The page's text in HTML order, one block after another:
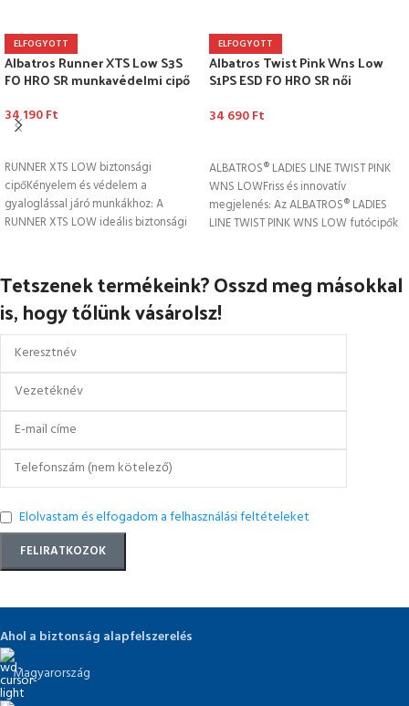
ELFOGYOTT
Albatros Runner XTS Low S3S
FO HRO SR munkavédelmi cipő
34 190Ft
RUNNER XTS LOW biztonsági
cipőKényelem és védelem a
gyaloglással járó munkákhoz: A
RUNNER XTS LOW ideális biztonsági
ELFOGYOTT
Albatros Twist Pink Wns Low
S1PS ESD FO HRO SR női
34 690Ft
ALBATROS® LADIES LINE TWIST PINK
WNS LOWFriss és innovatív
megjelenés: Az ALBATROS® LADIES
LINE TWIST PINK WNS LOW futócipők
Tetszenek termékeink? Osszd meg másokkal
is, hogy tőlünk vásárolsz!
Elolvastam és elfogadom a felhasználási feltételeket
Ahol a biztonság alapfelszerelés
Magyarország